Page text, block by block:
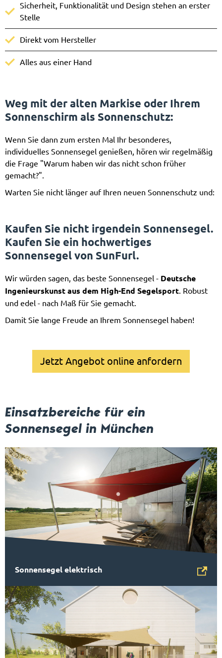
Sicherheit, Funktionalität und Design stehen an erster
Stelle
Direkt vom Hersteller
Alles aus einer Hand
Weg mit der alten Markise oder Ihrem
Sonnenschirm als Sonnenschutz:
Wenn Sie dann zum ersten Mal Ihr besonderes,
individuelles Sonnensegel genießen, hören wir regelmäßig
die Frage "Warum haben wir das nicht schon früher
gemacht?".
Warten Sie nicht länger auf Ihren neuen Sonnenschutz und:
Kaufen Sie nicht irgendein Sonnensegel.
Kaufen Sie ein hochwertiges
Sonnensegel von SunFurl.
Wir würden sagen, das beste Sonnensegel - Deutsche
Ingenieurskunst aus dem High-End Segelsport. Robust
und edel - nach Maß für Sie gemacht.
Damit Sie lange Freude an Ihrem Sonnensegel haben!
Jetzt Angebot online anfordern
Einsatzbereiche für ein
Sonnensegel in München
Sonnensegel elektrisch